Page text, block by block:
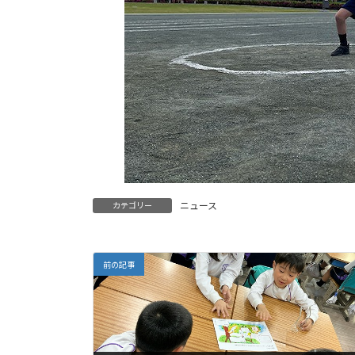
カテゴリー ニュース
前の記事